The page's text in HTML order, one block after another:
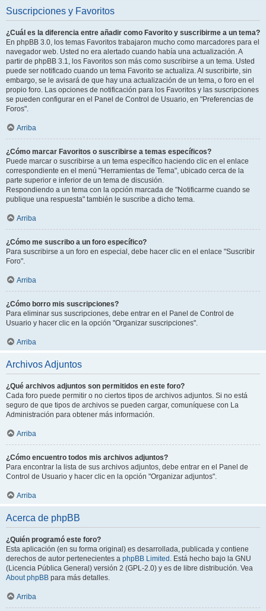
Suscripciones y Favoritos
¿Cuál es la diferencia entre añadir como Favorito y suscribirme a un tema?
En phpBB 3.0, los temas Favoritos trabajaron mucho como marcadores para el
navegador web. Usted no era alertado cuando había una actualización. A
partir de phpBB 3.1, los Favoritos son más como suscribirse a un tema. Usted
puede ser notificado cuando un tema Favorito se actualiza. Al suscribirte, sin
embargo, se le avisará de que hay una actualización de un tema, o foro en el
propio foro. Las opciones de notificación para los Favoritos y las suscripciones
se pueden configurar en el Panel de Control de Usuario, en "Preferencias de
Foros".
Arriba
¿Cómo marcar Favoritos o suscribirse a temas específicos?
Puede marcar o suscribirse a un tema específico haciendo clic en el enlace
correspondiente en el menú "Herramientas de Tema", ubicado cerca de la
parte superior e inferior de un tema de discusión.
Respondiendo a un tema con la opción marcada de "Notificarme cuando se
publique una respuesta" también le suscribe a dicho tema.
Arriba
¿Cómo me suscribo a un foro específico?
Para suscribirse a un foro en especial, debe hacer clic en el enlace "Suscribir
Foro".
Arriba
¿Cómo borro mis suscripciones?
Para eliminar sus suscripciones, debe entrar en el Panel de Control de
Usuario y hacer clic en la opción "Organizar suscripciones".
Arriba
Archivos Adjuntos
¿Qué archivos adjuntos son permitidos en este foro?
Cada foro puede permitir o no ciertos tipos de archivos adjuntos. Si no está
seguro de que tipos de archivos se pueden cargar, comuníquese con La
Administración para obtener más información.
Arriba
¿Cómo encuentro todos mis archivos adjuntos?
Para encontrar la lista de sus archivos adjuntos, debe entrar en el Panel de
Control de Usuario y hacer clic en la opción "Organizar adjuntos".
Arriba
Acerca de phpBB
¿Quién programó este foro?
Esta aplicación (en su forma original) es desarrollada, publicada y contiene
derechos de autor pertenecientes a phpBB Limited . Está hecho bajo la GNU
(Licencia Pública General) versión 2 (GPL-2.0) y es de libre distribución. Vea
About phpBB para más detalles.
Arriba